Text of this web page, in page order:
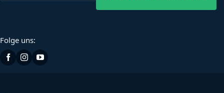
Folge uns: